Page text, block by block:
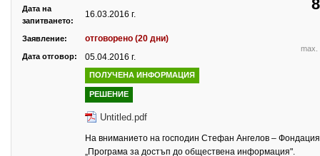
max.
Дата на
запитването:
16.03.2016 г.
Заявление: отговорено (20 дни)
Дата отговор: 05.04.2016 г.
ПОЛУЧЕНА ИНФОРМАЦИЯ
РЕШЕНИЕ
Untitled.pdf
На вниманието на господин Стефан Ангелов – Фондация
„Програма за достъп до обществена информация".